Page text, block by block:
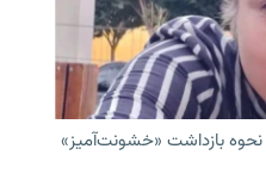
نحوه بازداشت «خشونت‌آمیز»